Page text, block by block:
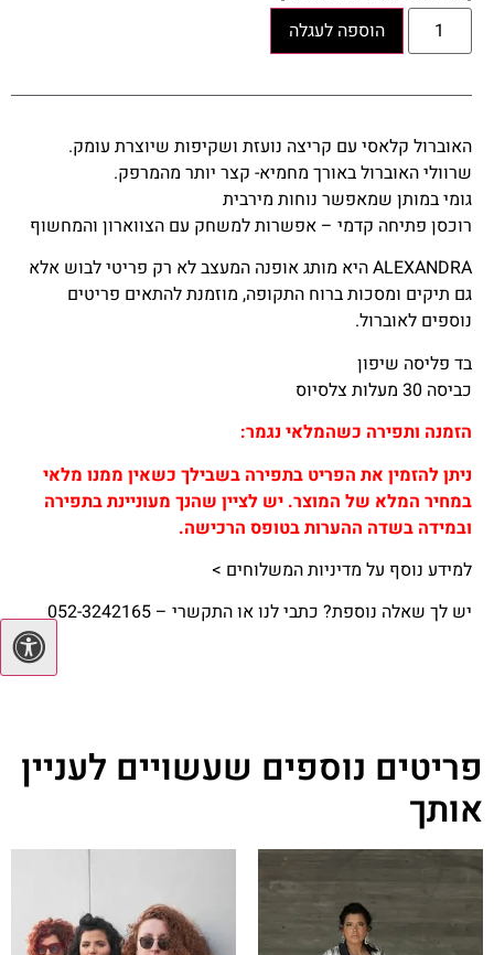
הוספה לעגלה
האוברול קלאסי עם קריצה נועזת ושקיפות שיוצרת עומק.
שרוולי האוברול באורך מחמיא- קצר יותר מהמרפק.
גומי במותן שמאפשר נוחות מירבית
רוכסן פתיחה קדמי – אפשרות למשחק עם הצווארון והמחשוף
ALEXANDRA היא מותג אופנה המעצב לא רק פריטי לבוש אלא
גם תיקים ומסכותברוח התקופה, מוזמנת להתאים פריטים
נוספים לאוברול.
בד פליסה שיפון
כביסה 30 מעלות צלסיוס
הזמנה ותפירה כשהמלאי נגמר:
ניתן להזמין את הפריט בתפירה בשבילך כשאין ממנו מלאי
במחיר המלא של המוצר. יש לציין שהנך מעוניינת בתפירה
ובמידה בשדה ההערות בטופס הרכישה.
למידע נוסף על מדיניות המשלוחים >
יש לך שאלה נוספת? כתבי לנו או התקשרי – 052-3242165
פריטים נוספים שעשויים לעניין
אותך